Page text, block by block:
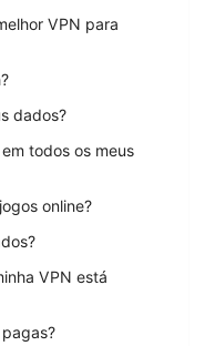
VPN para
dados?
todos os meus
online?
VPN está